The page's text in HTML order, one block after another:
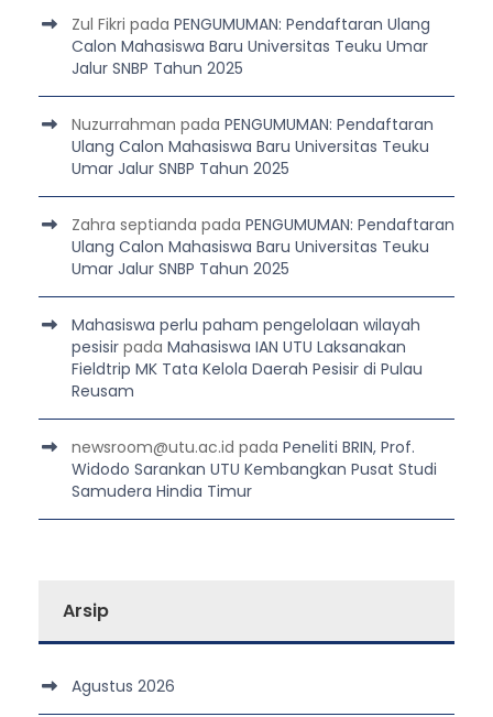
Zul Fikri pada PENGUMUMAN: Pendaftaran Ulang
Calon Mahasiswa Baru Universitas Teuku Umar
Jalur SNBP Tahun 2025
Nuzurrahman pada PENGUMUMAN: Pendaftaran
Ulang Calon Mahasiswa Baru Universitas Teuku
Umar Jalur SNBP Tahun 2025
Zahra septianda pada PENGUMUMAN: Pendaftaran
Ulang Calon Mahasiswa Baru Universitas Teuku
Umar Jalur SNBP Tahun 2025
Mahasiswa perlu paham pengelolaan wilayah
pesisir pada Mahasiswa IAN UTU Laksanakan
Fieldtrip MK Tata Kelola Daerah Pesisir di Pulau
Reusam
newsroom@utu.ac.id pada Peneliti BRIN, Prof.
Widodo Sarankan UTU Kembangkan Pusat Studi
Samudera Hindia Timur
Arsip
Agustus 2026